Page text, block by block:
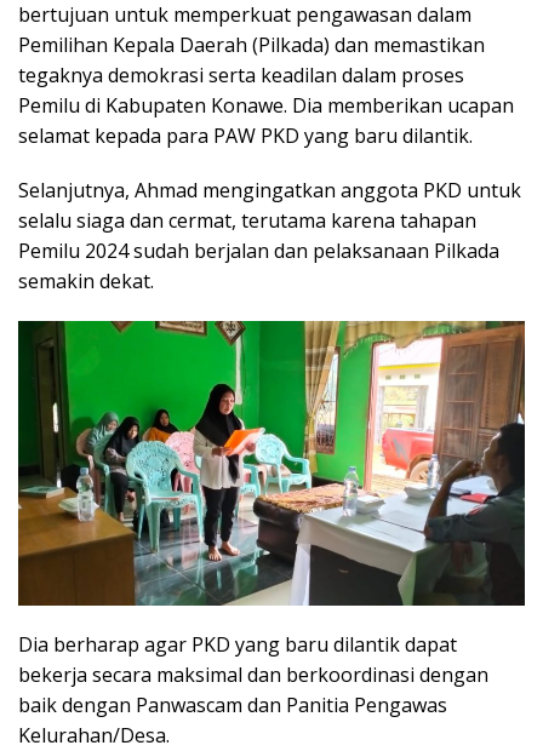
bertujuan untuk memperkuat pengawasan dalam
Pemilihan Kepala Daerah (Pilkada) dan memastikan
tegaknya demokrasi serta keadilan dalam proses
Pemilu di Kabupaten Konawe. Dia memberikan ucapan
selamat kepada para PAW PKD yang baru dilantik.
Selanjutnya, Ahmad mengingatkan anggota PKD untuk
selalu siaga dan cermat, terutama karena tahapan
Pemilu 2024 sudah berjalan dan pelaksanaan Pilkada
semakin dekat.
Dia berharap agar PKD yang baru dilantik dapat
bekerja secara maksimal dan berkoordinasi dengan
baik dengan Panwascam dan Panitia Pengawas
Kelurahan/Desa.